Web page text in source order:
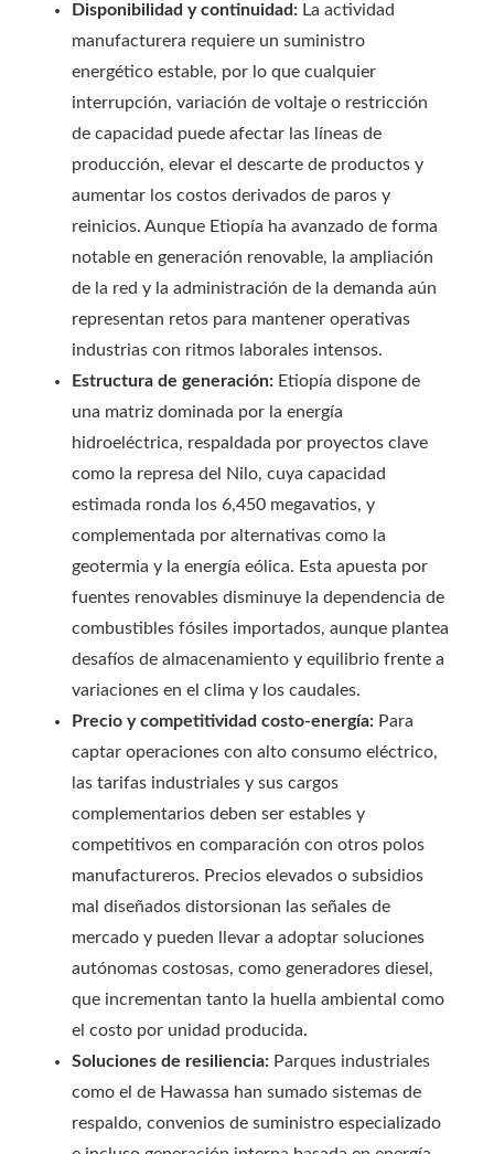
Disponibilidad y continuidad: La actividad
manufacturera requiere un suministro
energético estable, por lo que cualquier
interrupción, variación de voltaje o restricción
de capacidad puede afectar las líneas de
producción, elevar el descarte de productos y
aumentar los costos derivados de paros y
reinicios. Aunque Etiopía ha avanzado de forma
notable en generación renovable, la ampliación
de la red y la administración de la demanda aún
representan retos para mantener operativas
industrias con ritmos laborales intensos.
Estructura de generación: Etiopía dispone de
una matriz dominada por la energía
hidroeléctrica, respaldada por proyectos clave
como la represa del Nilo, cuya capacidad
estimada ronda los 6,450 megavatios, y
complementada por alternativas como la
geotermia y la energía eólica. Esta apuesta por
fuentes renovables disminuye la dependencia de
combustibles fósiles importados, aunque plantea
desafíos de almacenamiento y equilibrio frente a
variaciones en el clima y los caudales.
Precio y competitividad costo-energía: Para
captar operaciones con alto consumo eléctrico,
las tarifas industriales y sus cargos
complementarios deben ser estables y
competitivos en comparación con otros polos
manufactureros. Precios elevados o subsidios
mal diseñados distorsionan las señales de
mercado y pueden llevar a adoptar soluciones
autónomas costosas, como generadores diesel,
que incrementan tanto la huella ambiental como
el costo por unidad producida.
Soluciones de resiliencia: Parques industriales
como el de Hawassa han sumado sistemas de
respaldo, convenios de suministro especializado